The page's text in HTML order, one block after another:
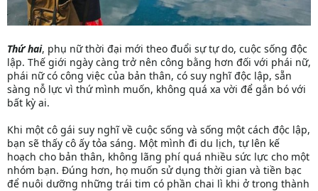
Thứ hai, phụ nữ thời đại mới theo đuổi sự tự do, cuộc sống độc
lập. Thế giới ngày càng trở nên công bằng hơn đối với phái nữ,
phái nữ có công việc của bản thân, có suy nghĩ độc lập, sẵn
sàng nỗ lực vì thứ mình muốn, không quá xa vời để gắn bó với
bất kỳ ai.
Khi một cô gái suy nghĩ về cuộc sống và sống một cách độc lập,
bạn sẽ thấy cô ấy tỏa sáng. Một mình đi du lịch, tự lên kế
hoạch cho bản thân, không lãng phí quá nhiều sức lực cho một
nhóm bạn. Đúng hơn, họ muốn sử dụng thời gian và tiền bạc
để nuôi dưỡng những trái tim có phần chai lì khi ở trong thành